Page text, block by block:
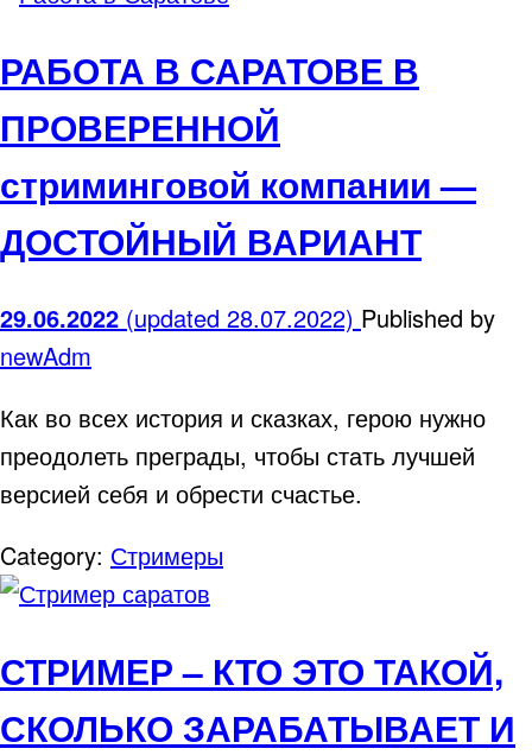
РАБОТА В САРАТОВЕ В
ПРОВЕРЕННОЙ
стриминговой компании —
ДОСТОЙНЫЙ ВАРИАНТ
29.06.2022 (updated 28.07.2022) Published by
newAdm
Как во всех история и сказках, герою нужно
преодолеть преграды, чтобы стать лучшей
версией себя и обрести счастье.
Category: Стримеры
СТРИМЕР – КТО ЭТО ТАКОЙ,
СКОЛЬКО ЗАРАБАТЫВАЕТ И